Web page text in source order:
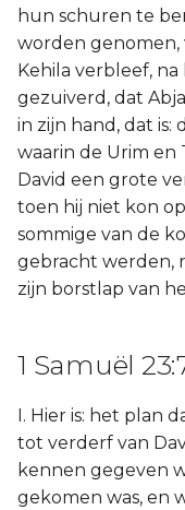
hun schuren te
worden genomen,
Kehila verbleef,
gezuiverd, dat
in zijn hand, dat is:
waarin de Urim en
David een grote
toen hij niet kon
sommige van de
gebracht werden,
zijn borstlap van
1 Samuël
I. Hier is: het plan
tot verderf van
kennen gegeven
gekomen was, en